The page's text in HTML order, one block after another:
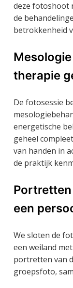
deze fotoshoot
de
betrokkenheid
therapie
De fotosessie
energetische
geheel
van handen in
de praktijk
Portretten
een
We sloten de
een weiland
portretten van
groepsfoto,